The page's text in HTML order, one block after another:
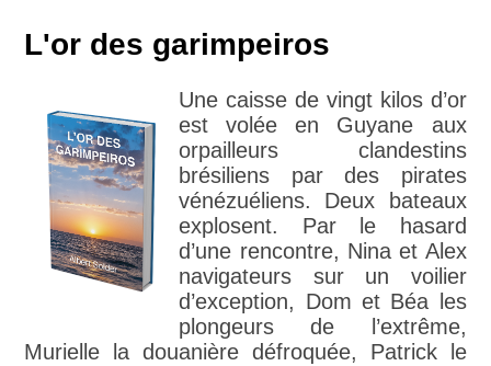
L'or des garimpeiros
Une caisse de vingt kilos d’or
est volée en Guyane aux
orpailleurs clandestins
brésiliens par des pirates
vénézuéliens. Deux bateaux
explosent. Par le hasard
d’une rencontre, Nina et Alex
navigateurs sur un voilier
d’exception, Dom et Béa les
plongeurs de l’extrême,
Murielle la douanière défroquée, Patrick le